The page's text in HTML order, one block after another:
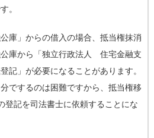
。
公庫」からの借入の場合、抵当権抹消
庫から「独立行政法人 住宅金融支
記」が必要になることがあります。
でするのは困難ですから、抵当権移
登記を司法書士に依頼することにな